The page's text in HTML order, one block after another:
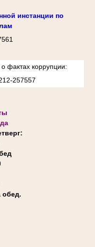
инстанции по
фактах коррупции:
257557
обед.